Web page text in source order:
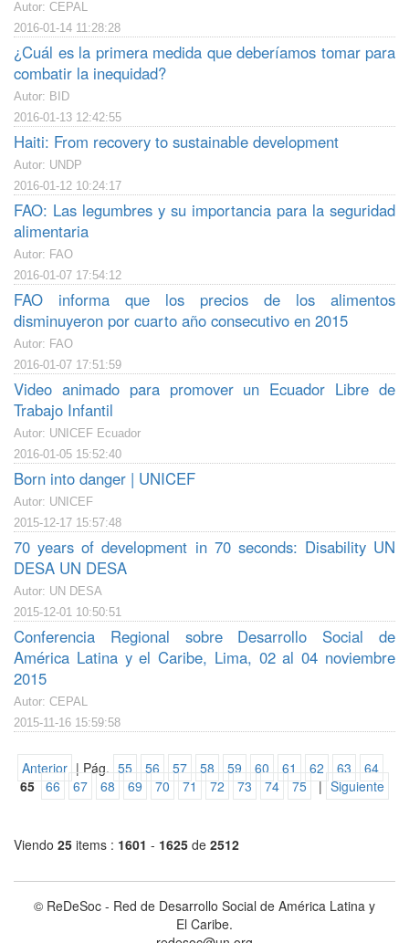
Autor: CEPAL
2016-01-14 11:28:28
¿Cuál es la primera medida que deberíamos tomar para
combatir la inequidad?
Autor: BID
2016-01-13 12:42:55
Haiti: From recovery to sustainable development
Autor: UNDP
2016-01-12 10:24:17
FAO: Las legumbres y su importancia para la seguridad
alimentaria
Autor: FAO
2016-01-07 17:54:12
FAO informa que los precios de los alimentos
disminuyeron por cuarto año consecutivo en 2015
Autor: FAO
2016-01-07 17:51:59
Video animado para promover un Ecuador Libre de
Trabajo Infantil
Autor: UNICEF Ecuador
2016-01-05 15:52:40
Born into danger | UNICEF
Autor: UNICEF
2015-12-17 15:57:48
70 years of development in 70 seconds: Disability UN
DESA UN DESA
Autor: UN DESA
2015-12-01 10:50:51
Conferencia Regional sobre Desarrollo Social de
América Latina y el Caribe, Lima, 02 al 04 noviembre
2015
Autor: CEPAL
2015-11-16 15:59:58
Anterior | Pág. 55 56 57 58 59 60 61 62 63
64
65 66 67 68 69 70 71 72 73 74 75 | Siguiente
Viendo 25 items : 1601 - 1625 de 2512
© ReDeSoc - Red de Desarrollo Social de América Latina y
El Caribe.